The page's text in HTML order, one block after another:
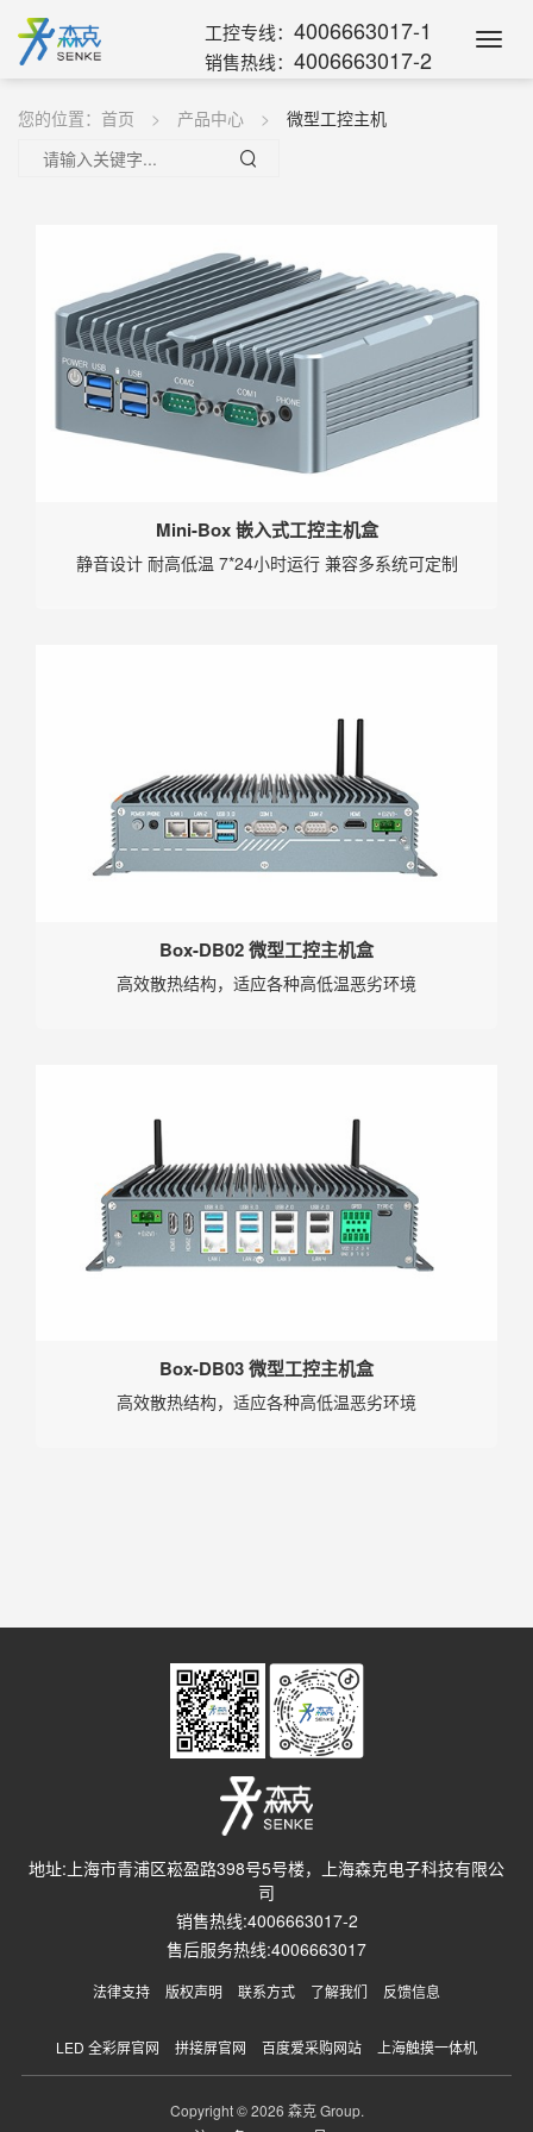
工控专线： 4006663017-1
销售热线： 4006663017-2
您的位置： 首页 产品中心 微型工控主机
Mini-Box 嵌入式工控主机盒
静音设计 耐高低温 7*24小时运行 兼容多系统可定制
Box-DB02 微型工控主机盒
高效散热结构，适应各种高低温恶劣环境
Box-DB03 微型工控主机盒
高效散热结构，适应各种高低温恶劣环境
地址:上海市青浦区崧盈路398号5号楼，上海森克电子科技有限公
司
销售热线:4006663017-2
售后服务热线:4006663017
法律支持 版权声明 联系方式 了解我们 反馈信息
LED 全彩屏官网 拼接屏官网 百度爱采购网站 上海触摸一体机
Copyright © 2026 森克 Group.